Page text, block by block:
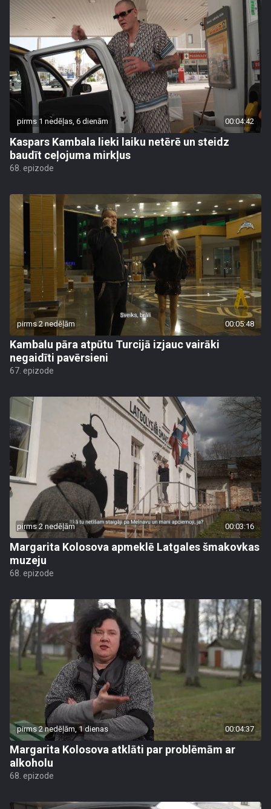
pirms 1 nedēļas, 6 dienām 00:04:42
Kaspars Kambala lieki laiku netērē un steidz
baudīt ceļojuma mirkļus
68. epizode
pirms 2 nedēļām 00:05:48
Kambalu pāra atpūtu Turcijā izjauc vairāki
negaidīti pavērsieni
67. epizode
pirms 2 nedēļām 00:03:16
Margarita Kolosova apmeklē Latgales šmakovkas
muzeju
68. epizode
pirms 2 nedēļām, 1 dienas 00:04:37
Margarita Kolosova atklāti par problēmām ar
alkoholu
68. epizode